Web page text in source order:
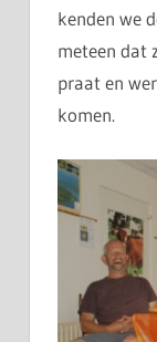
kenden we
meteen dat
praat en
komen.